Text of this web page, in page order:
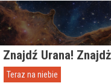
Przejdź do
Znajdź Urana!
Teraz na niebie